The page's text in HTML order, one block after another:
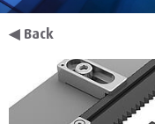
◀ Back